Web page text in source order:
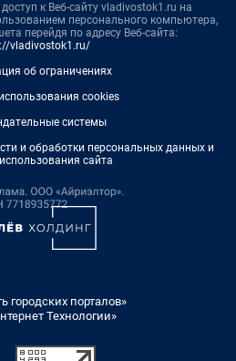
к Веб-сайту vladivostok1.ru на
персонального компьютера,
перейдя по адресу Веб-сайта:
vladivostok1.ru/
об ограничениях
cookies
системы
и обработки персональных данных и
сайта
городских порталов»
Технологии»